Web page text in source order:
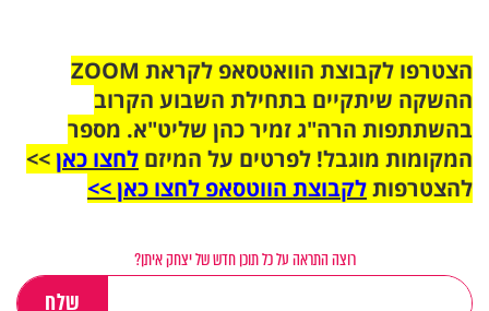
הצטרפו לקבוצת הוואטסאפ לקראת ZOOM
ההשקה שיתקיים בתחילת השבוע הקרוב
בהשתתפות הרה"ג זמיר כהן שליט"א. מספר
המקומות מוגבל! לפרטים על המיזם לחצו כאן>>
להצטרפותלקבוצת הווטסאפ לחצו כאן >>
רוצה התראה על כל תוכן חדש של יצחק איתן?